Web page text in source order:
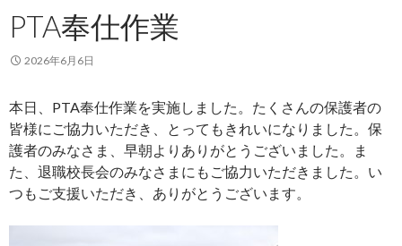
PTA奉仕作業
2026年6月6日
本日、PTA奉仕作業を実施しました。たくさんの保護者の
皆様にご協力いただき、とってもきれいになりました。保
護者のみなさま、早朝よりありがとうございました。ま
た、退職校長会のみなさまにもご協力いただきました。い
つもご支援いただき、ありがとうございます。